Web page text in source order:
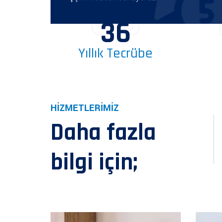
36
36
Yıllık Tecrübe
HİZMETLERİMİZ
Daha fazla
bilgi için;